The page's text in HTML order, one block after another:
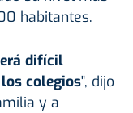
habitantes.
difícil
colegios", dijo
y a